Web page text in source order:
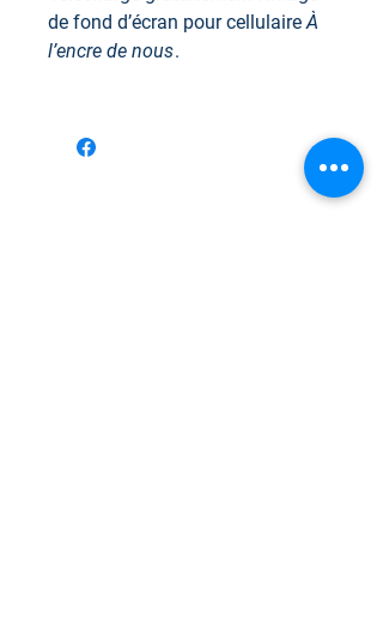
de fond d’écran pour cellulaireÀ
l’encre de nous.